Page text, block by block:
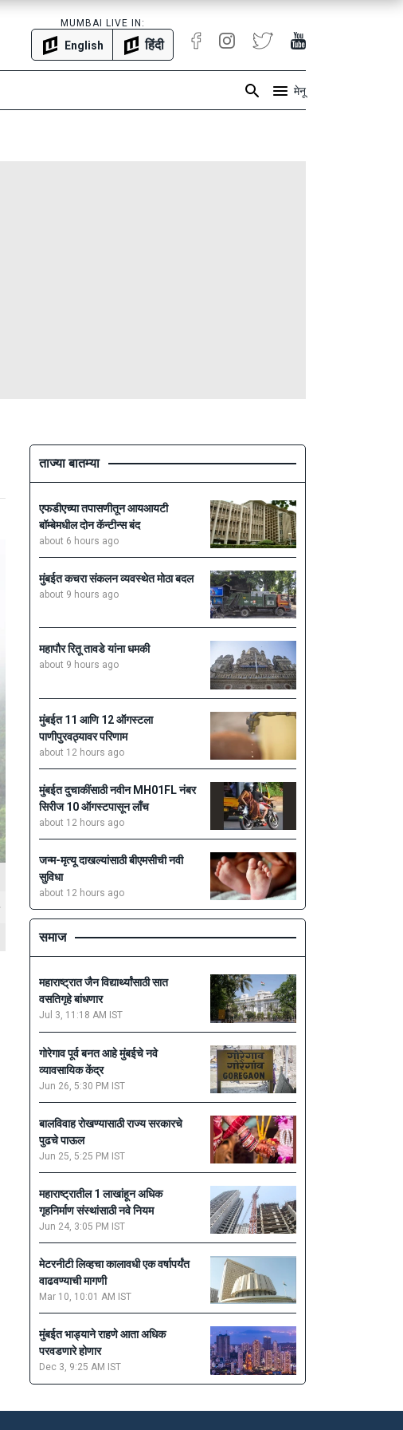
MUMBAI LIVE IN:
English हिंदी
मेनू
ताज्या बातम्या
एफडीएच्या तपासणीतून आयआयटी
बॉम्बेमधील दोन कॅन्टीन्स बंद
about 6 hours ago
मुंबईत कचरा संकलन व्यवस्थेत मोठा बदल
about 9 hours ago
महापौर रितू तावडे यांना धमकी
about 9 hours ago
मुंबईत 11 आणि 12 ऑगस्टला
पाणीपुरवठ्यावर परिणाम
about 12 hours ago
मुंबईत दुचाकींसाठी नवीन MH01FL नंबर
सिरीज 10 ऑगस्टपासून लाँच
about 12 hours ago
जन्म-मृत्यू दाखल्यांसाठी बीएमसीची नवी
सुविधा
about 12 hours ago
समाज
महाराष्ट्रात जैन विद्यार्थ्यांसाठी सात
वसतिगृहे बांधणार
Jul 3, 11:18 AM IST
गोरेगाव पूर्व बनत आहे मुंबईचे नवे
व्यावसायिक केंद्र
Jun 26, 5:30 PM IST
बालविवाह रोखण्यासाठी राज्य सरकारचे
पुढचे पाऊल
Jun 25, 5:25 PM IST
महाराष्ट्रातील 1 लाखांहून अधिक
गृहनिर्माण संस्थांसाठी नवे नियम
Jun 24, 3:05 PM IST
मेटरनीटी लिव्हचा कालावधी एक वर्षापर्यंत
वाढवण्याची मागणी
Mar 10, 10:01 AM IST
मुंबईत भाड्याने राहणे आता अधिक
परवडणारे होणार
Dec 3, 9:25 AM IST